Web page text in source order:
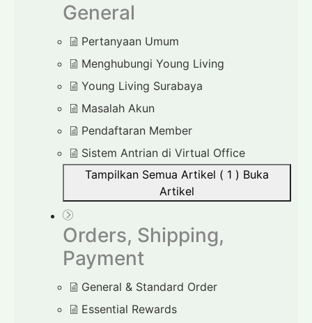
General
Pertanyaan Umum
Menghubungi Young Living
Young Living Surabaya
Masalah Akun
Pendaftaran Member
Sistem Antrian di Virtual Office
Tampilkan Semua Artikel ( 1 ) Buka
Artikel
Orders, Shipping,
Payment
General & Standard Order
Essential Rewards